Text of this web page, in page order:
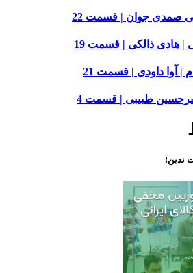
صمدی جوان | قسمت 22
| هادی ذالکی | قسمت 19
| آوا داودی | قسمت 21
طبیبی | قسمت 4
ندین!